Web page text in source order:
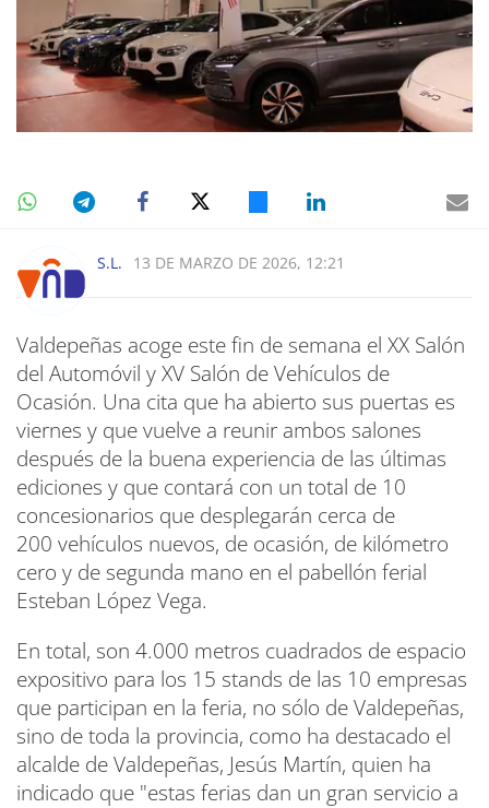
S.L. 13 DE MARZO DE 2026, 12:21
Valdepeñas acoge este fin de semana el XX Salón
del Automóvil y XV Salón de Vehículos de
Ocasión. Una cita que ha abierto sus puertas es
viernes y que vuelve a reunir ambos salones
después de la buena experiencia de las últimas
ediciones y que contará con un total de 10
concesionarios que desplegarán cerca de
200 vehículos nuevos, de ocasión, de kilómetro
cero y de segunda mano en el pabellón ferial
Esteban López Vega.
En total, son 4.000 metros cuadrados de espacio
expositivo para los 15 stands de las 10 empresas
que participan en la feria, no sólo de Valdepeñas,
sino de toda la provincia, como ha destacado el
alcalde de Valdepeñas, Jesús Martín, quien ha
indicado que "estas ferias dan un gran servicio a